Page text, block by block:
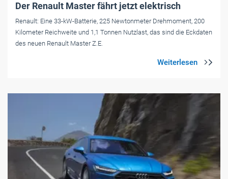
Der Renault Master fährt jetzt elektrisch
Renault: Eine 33-kW-Batterie, 225 Newtonmeter Drehmoment, 200
Kilometer Reichweite und 1,1 Tonnen Nutzlast, das sind die Eckdaten
des neuen Renault Master Z.E.